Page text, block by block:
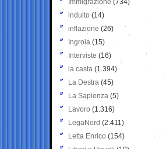
Immigrazione (734)
indulto (14)
inflazione (26)
Ingroia (15)
Interviste (16)
la casta (1.394)
La Destra (45)
La Sapienza (5)
Lavoro (1.316)
LegaNord (2.411)
Letta Enrico (154)